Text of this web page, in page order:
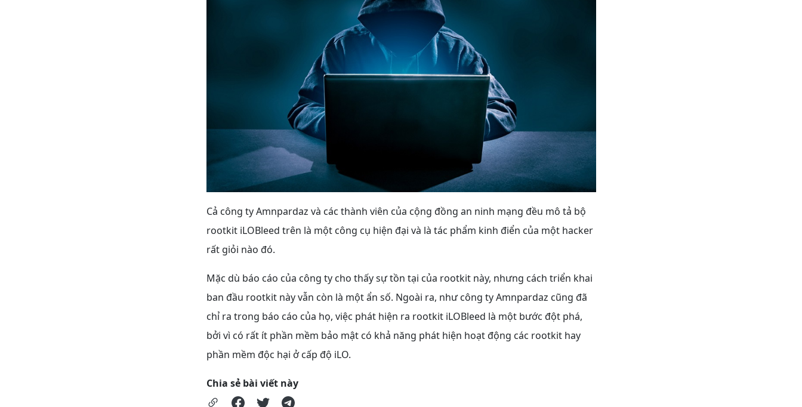
Cả công ty Amnpardaz và các thành viên của cộng đồng an ninh mạng đều mô tả bộ
rootkit iLOBleed trên là một công cụ hiện đại và là tác phẩm kinh điển của một hacker
rất giỏi nào đó.
Mặc dù báo cáo của công ty cho thấy sự tồn tại của rootkit này, nhưng cách triển khai
ban đầu rootkit này vẫn còn là một ẩn số. Ngoài ra, như công ty Amnpardaz cũng đã
chỉ ra trong báo cáo của họ, việc phát hiện ra rootkit iLOBleed là một bước đột phá,
bởi vì có rất ít phần mềm bảo mật có khả năng phát hiện hoạt động các rootkit hay
phần mềm độc hại ở cấp độ iLO.
Chia sẻ bài viết này